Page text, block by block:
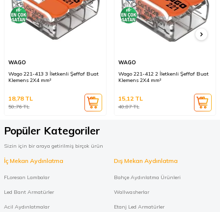
WAGO
Wago 221-413 3 İletkenli Şeffaf Buat
Klemens 2X4 mm²
50,76TL
18,78TL
WAGO
Wago 221-412 2 İletkenli Şeffaf Buat
Klemens 2X4 mm²
40,87TL
15,12TL
Popüler Kategoriler
Sizin için bir araya getirilmiş birçok ürün
İç Mekan Aydınlatma
FLoresan Lambalar
Led Bant Armatürler
Acil Aydınlatmalar
Dış Mekan Aydınlatma
Bahçe Aydınlatma Ürünleri
Wallwasherlar
Etanj Led Armatürler